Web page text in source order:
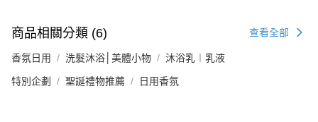
商品相關分類 (6) 查看全部
香氛日用 洗髮沐浴│美體小物 沐浴乳︱乳液
特別企劃 聖誕禮物推薦 日用香氛